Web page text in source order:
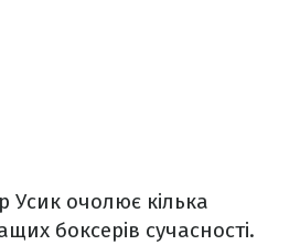
Усик очолює кілька
боксерів сучасності.